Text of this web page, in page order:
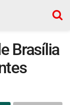
Brasília